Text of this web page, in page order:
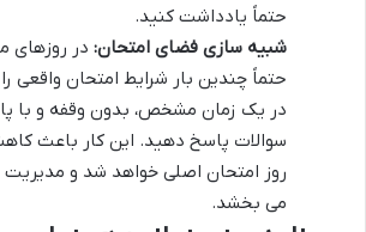
حتماً یادداشت کنید.
شبیه سازی فضای امتحان: در روزهای
حتماً چندین بار شرایط امتحان واقعی
در یک زمان مشخص، بدون وقفه و با
سوالات پاسخ دهید. این کار باعث
روز امتحان اصلی خواهد شد و مدیریت
می بخشد.